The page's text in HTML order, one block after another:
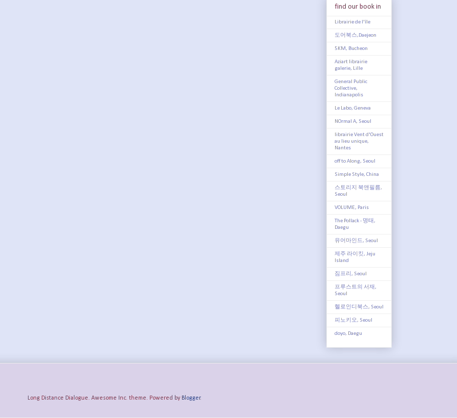
find our book in
Librairie de l'île
도어북스,Daejeon
5KM, Bucheon
Aziart librairie
galerie, Lille
General Public
Collective,
Indianapolis
Le Labo, Geneva
NOrmal A, Seoul
librairie Vent d'Ouest
au lieu unique,
Nantes
off to Along, Seoul
Simple Style, China
스토리지 북앤필름,
Seoul
VOLUME, Paris
The Pollack - 명태,
Daegu
유어마인드, Seoul
제주 라이킷, Jeju
Island
짐프리, Seoul
프루스트의 서재,
Seoul
헬로인디북스, Seoul
피노키오, Seoul
doyo, Daegu
Long Distance Dialogue. Awesome Inc. theme. Powered by Blogger.